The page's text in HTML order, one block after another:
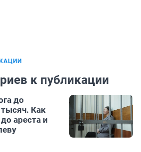
к публикации
до
Как
ареста и